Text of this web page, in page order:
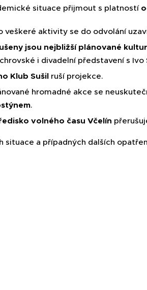
situace přijmout s platností
veškeré aktivity se do odvolání
jsou nejbližší plánované
i divadelní představení s Ivo
Klub Sušilruší projekce.
hromadné akce se
.
volného času Včelín
situace a případných dalších